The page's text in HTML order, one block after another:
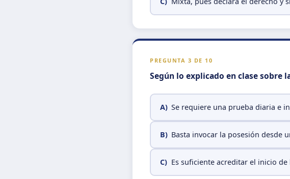
PREGUNTA 3 DE 10
Según lo explicado en clase sobre
A) Se requiere una prueba diaria e
B) Basta invocar la posesión desde
C) Es suficiente acreditar el inicio